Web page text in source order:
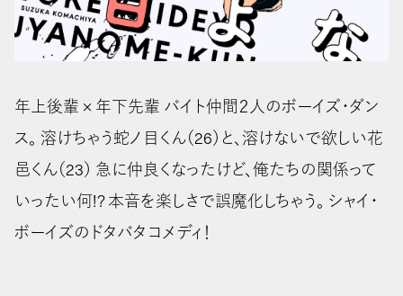
年上後輩 × 年下先輩 バイト仲間２人のボーイズ・ダン
ス。 溶けちゃう蛇ノ目くん（26）と、溶けないで欲しい花
邑くん（23） 急に仲良くなったけど、俺たちの関係って
いったい何!? 本音を楽しさで誤魔化しちゃう。 シャイ・
ボーイズのドタバタコメディ！